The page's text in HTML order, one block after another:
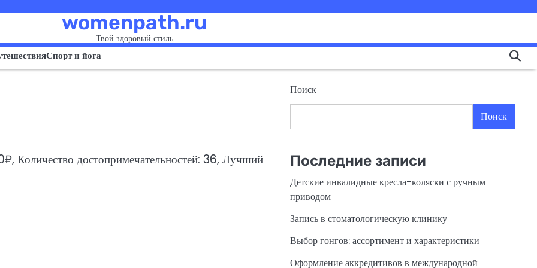
womenpath.ru
Твой здоровый стиль
Спорт и йога
Количество достопримечательностей: 36, Лучший
Поиск
Поиск
Последние записи
Детские инвалидные кресла-коляски с ручным
приводом
Запись в стоматологическую клинику
Выбор гонгов: ассортимент и характеристики
Оформление аккредитивов в международной